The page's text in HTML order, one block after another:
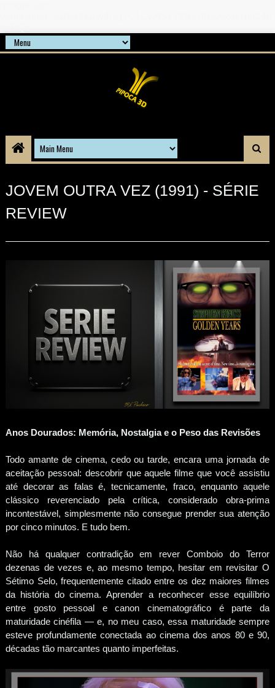
JOVEM OUTRA VEZ (1991) - SÉRIE
REVIEW
Anos Dourados: Memória, Nostalgia e o Peso das Revisões
Todo amante de cinema, cedo ou tarde, encara uma jornada de
aceitação pessoal: descobrir que aquele filme que você assistiu
até decorar as falas é, tecnicamente, fraco, enquanto aquele
clássico reverenciado pela crítica, considerado obra-prima
incontestável, simplesmente não consegue prender sua atenção
por cinco minutos. E tudo bem.
Não há qualquer contradição em rever Comboio do Terror
dezenas de vezes e, ao mesmo tempo, hesitar em revisitar O
Sétimo Selo, frequentemente citado entre os dez maiores filmes
da história do cinema. Aprender a reconhecer esse equilíbrio
entre gosto pessoal e canon cinematográfico é parte da
maturidade cinéfila — e, no meu caso, essa maturidade sempre
esteve profundamente conectada ao cinema dos anos 80 e 90,
décadas tão marcantes quanto imperfeitas.